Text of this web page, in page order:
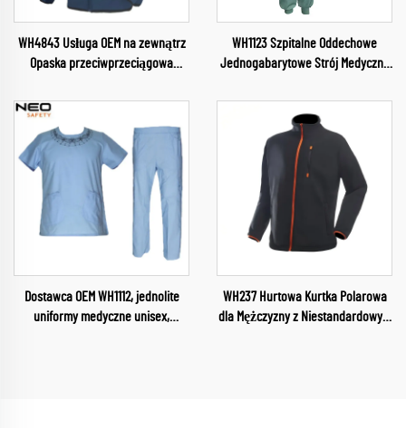
WH4843 Usługa OEM na zewnątrz
Opaska przeciwprzeciągowa
Ubrania Soft Shell Kurtka dla
mężczyzn Kurtka z demontowalną
kapturem
WH1123 Szpitalne Oddechowe
Jednogabarytowe Strój Medyczny
dekoltem w szpitalu Ubrania
robocze
Dostawca OEM WH1112, jednolite
uniformy medyczne unisex,
WH237 Hurtowa Kurtka Polarowa
dla Mężczyzny z Niestandardowym